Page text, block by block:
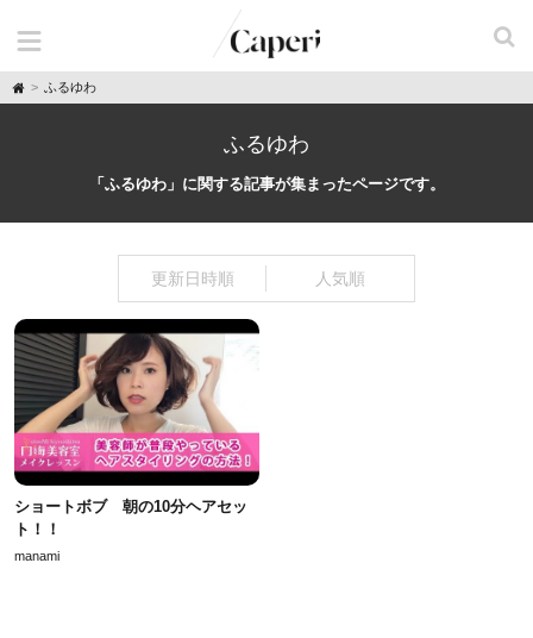
H
o
ふるゆわ
ふるゆわ
「ふるゆわ」に関する記事が集まったページです。
更新日時順 人気順
ショートボブ 朝の10分ヘアセッ
ト！！
manami